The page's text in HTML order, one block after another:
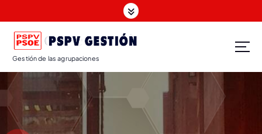
Gestión de las agrupaciones